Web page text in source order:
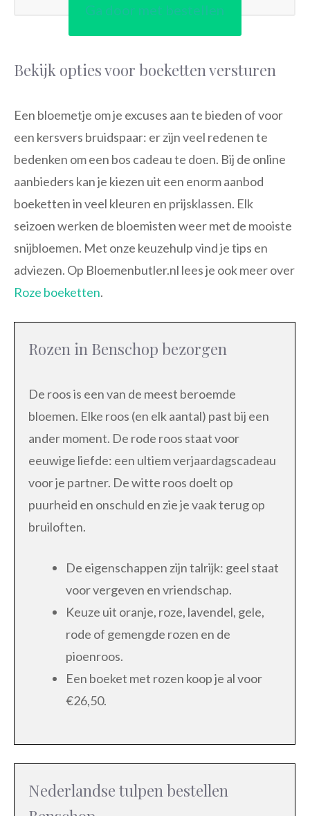
Ga door met bestellen
Bekijk opties voor boeketten versturen
Een bloemetje om je excuses aan te bieden of voor
een kersvers bruidspaar: er zijn veel redenen te
bedenken om een bos cadeau te doen. Bij de online
aanbieders kan je kiezen uit een enorm aanbod
boeketten in veel kleuren en prijsklassen. Elk
seizoen werken de bloemisten weer met de mooiste
snijbloemen. Met onze keuzehulp vind je tips en
adviezen. Op Bloemenbutler.nl lees je ook meer over
Roze boeketten.
Rozen in Benschop bezorgen
De roos is een van de meest beroemde
bloemen. Elke roos (en elk aantal) past bij een
ander moment. De rode roos staat voor
eeuwige liefde: een ultiem verjaardagscadeau
voor je partner. De witte roos doelt op
puurheid en onschuld en zie je vaak terug op
bruiloften.
De eigenschappen zijn talrijk: geel staat
voor vergeven en vriendschap.
Keuze uit oranje, roze, lavendel, gele,
rode of gemengde rozen en de
pioenroos.
Een boeket met rozen koop je al voor
€26,50.
Nederlandse tulpen bestellen